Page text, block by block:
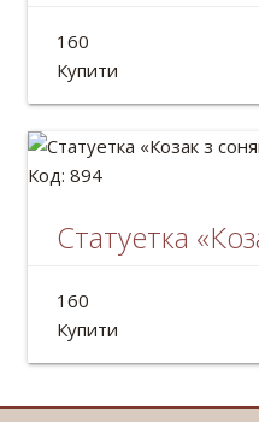
Статуетка
Висота: 13см
160
Купити
Код: 894
Статуетка
Висота: 13см
160
Купити